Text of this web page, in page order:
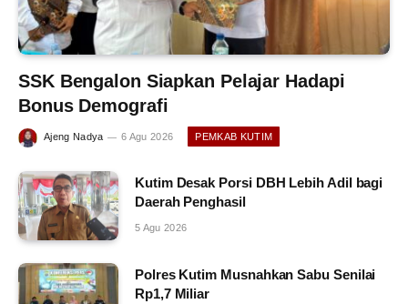
SSK Bengalon Siapkan Pelajar Hadapi
Bonus Demografi
Ajeng Nadya 6 Agu 2026 PEMKAB KUTIM
Kutim Desak Porsi DBH Lebih Adil bagi
Daerah Penghasil
5 Agu 2026
Polres Kutim Musnahkan Sabu Senilai
Rp1,7 Miliar